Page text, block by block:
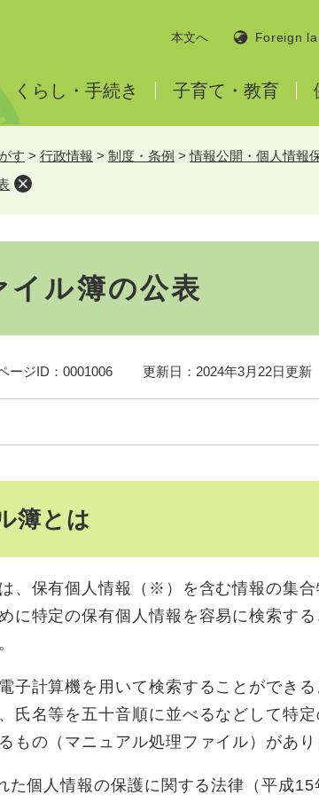
本文へ Foreign
くらし・ 手続き 子育て・ 教育
す > 行政情報 > 制度・条例 >情報公開・個人情報
イル簿の公表
ージID：0001006 更新日：2024年3月22日更新
簿とは
、保有個人情報（※）を含む情報の集合
に特定の保有個人情報を容易に検索する
子計算機を用いて検索することができる
氏名等を五十音順に並べるなどして特
もの（マニュアル処理ファイル）があり
個人情報の保護に関する法律（平成15